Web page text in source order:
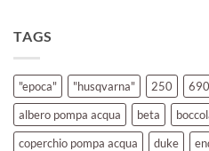
TAGS
"epoca" "husqvarna" 250 690
albero pompa acqua
beta
coperchio pompa acqua
duke